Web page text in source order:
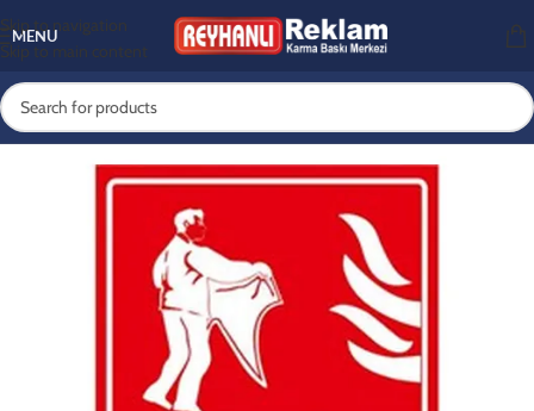
Skip to navigation
Skip to main content
MENU